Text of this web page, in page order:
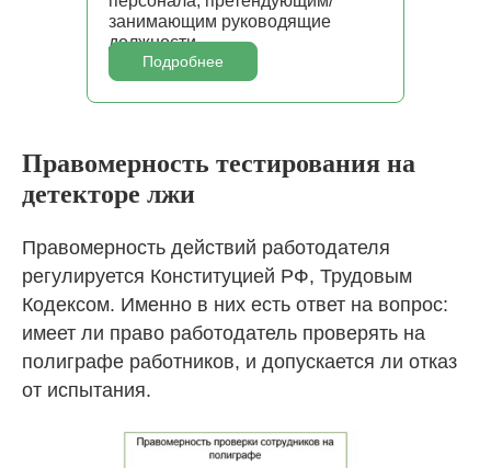
занимающим руководящие
должности.
Подробнее
Правомерность тестирования на
детекторе лжи
Правомерность действий работодателя
регулируется Конституцией РФ, Трудовым
Кодексом. Именно в них есть ответ на вопрос:
имеет ли право работодатель проверять на
полиграфе работников, и допускается ли отказ
от испытания.